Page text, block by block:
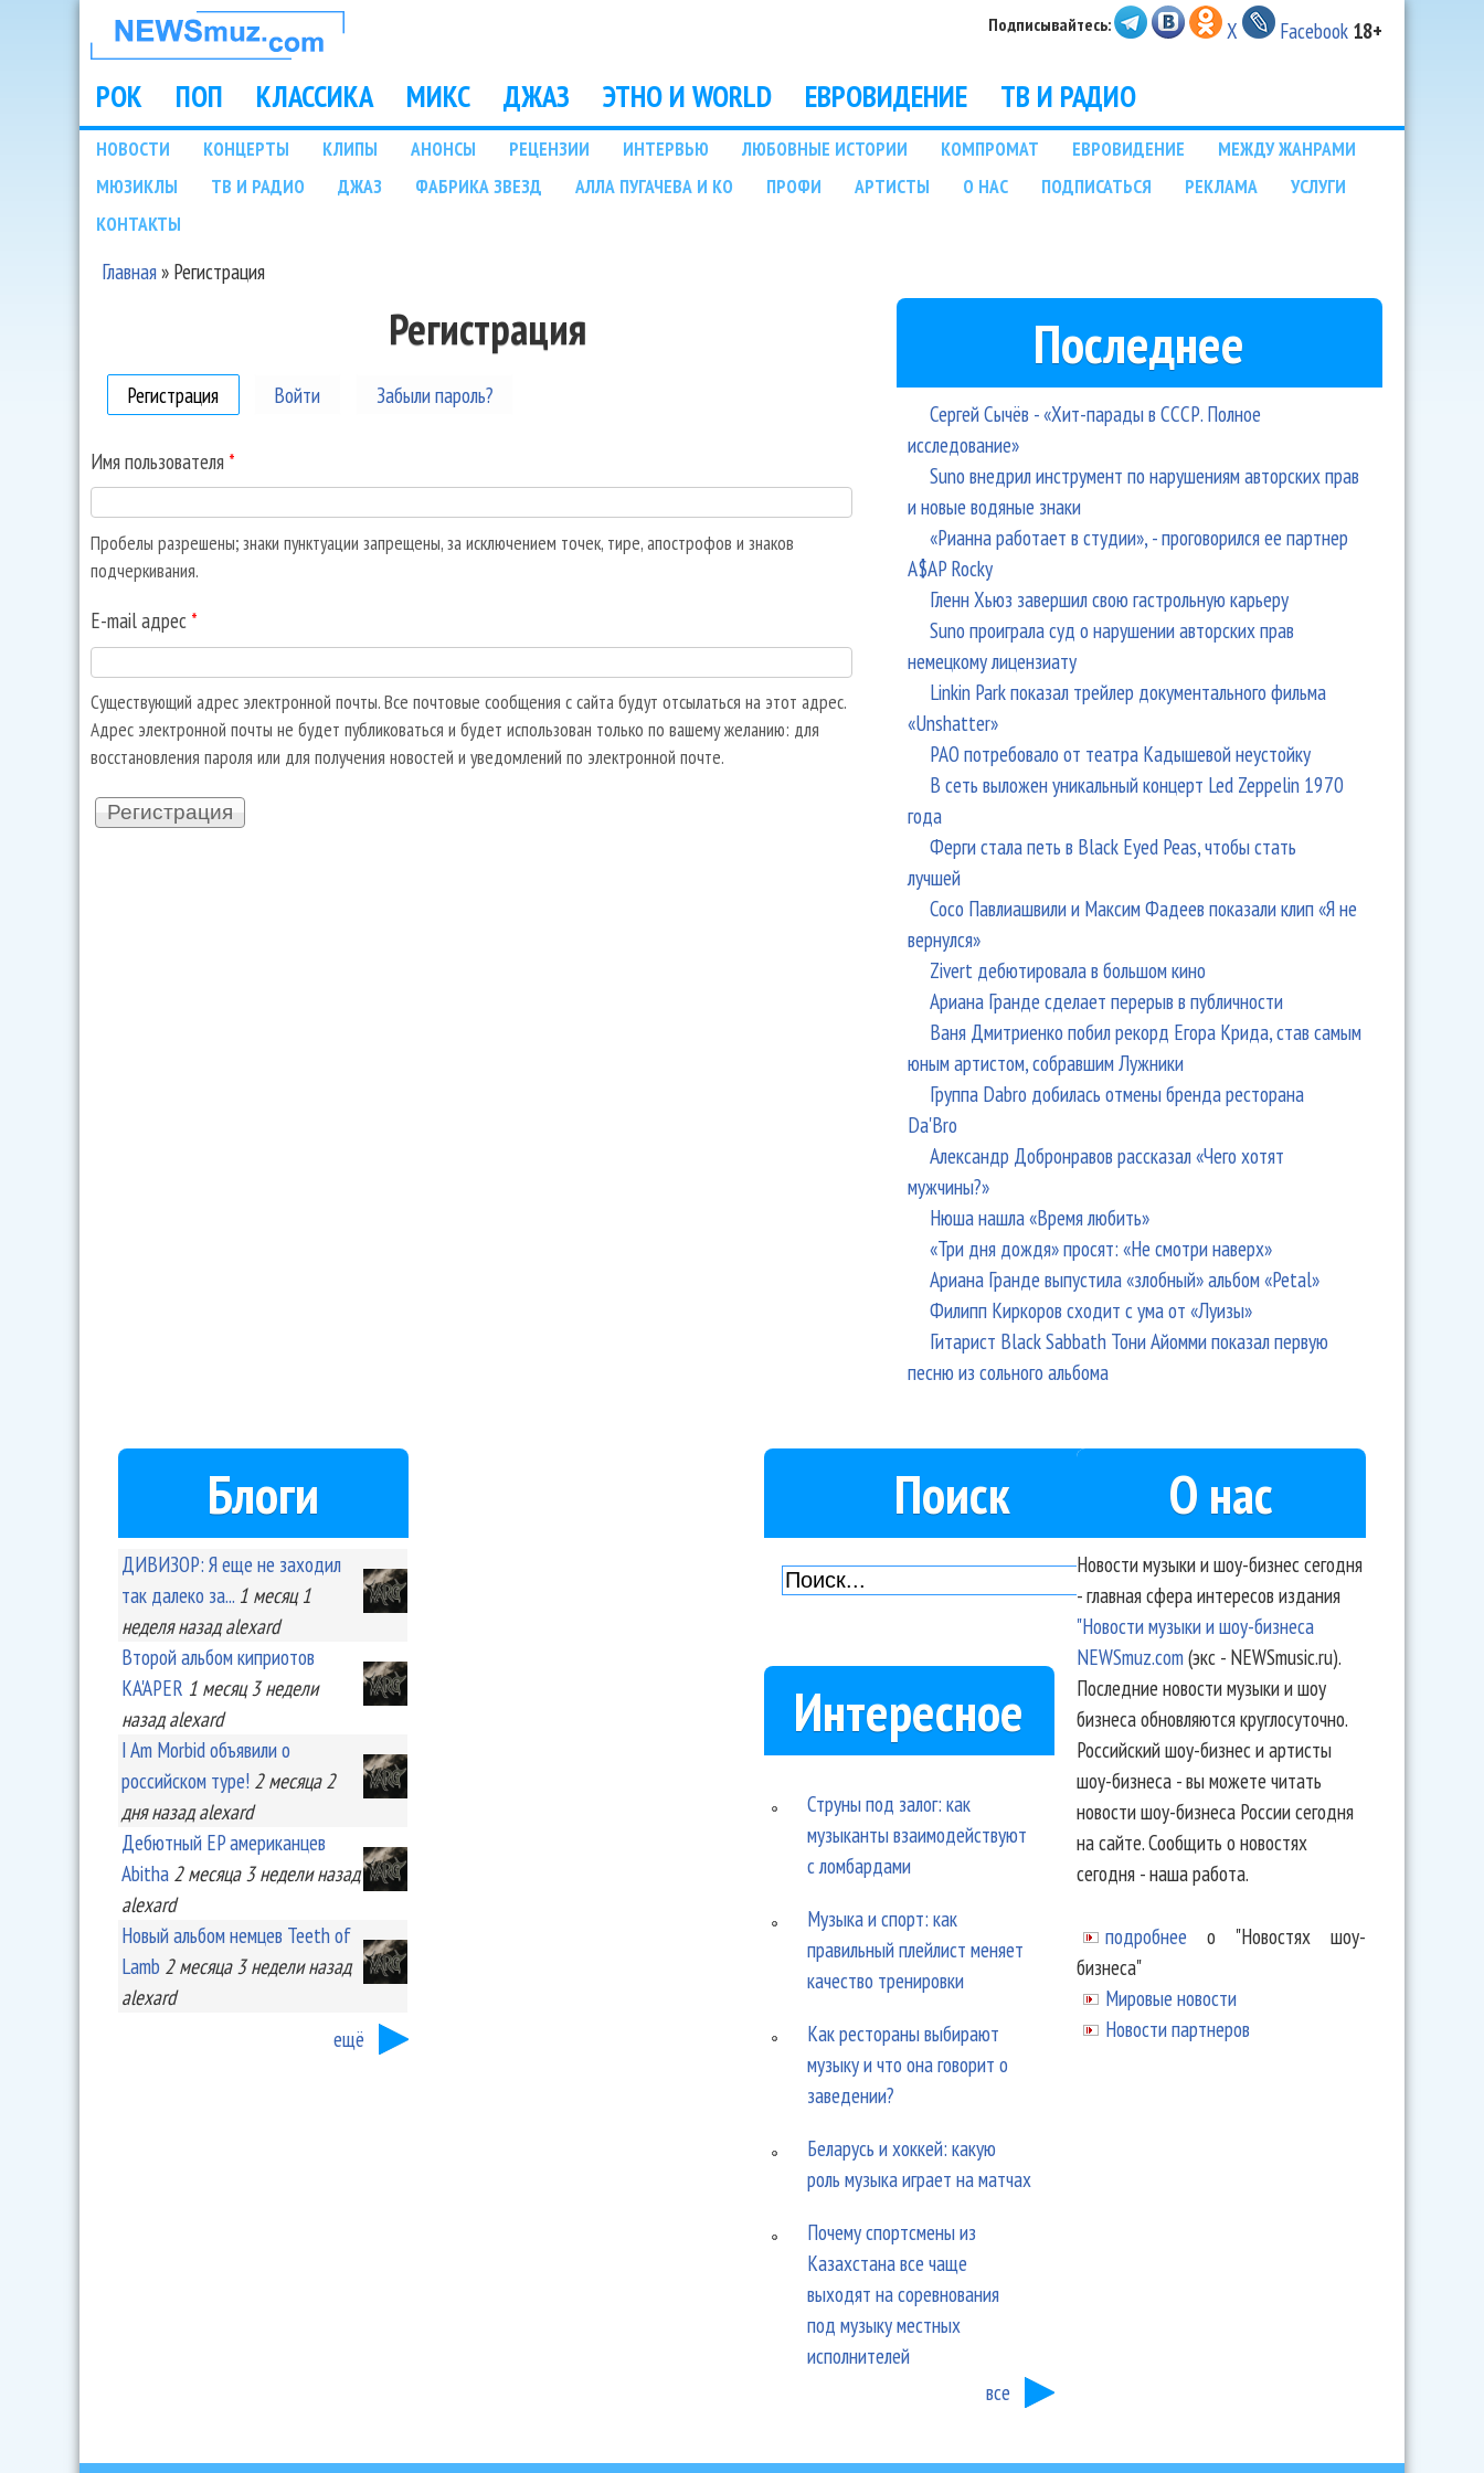
НОВОСТИ
МУЗЫКИ И
ШОУ БИЗНЕСА
NEWSMUZ.COM
Подписывайтесь: X Facebook 18+
Main menu
РОК ПОП КЛАССИКА МИКС ДЖАЗ ЭТНО И WORLD ЕВРОВИДЕНИЕ ТВ И РАДИО
Подразделы
НОВОСТИ КОНЦЕРТЫ КЛИПЫ АНОНСЫ РЕЦЕНЗИИ ИНТЕРВЬЮ ЛЮБОВНЫЕ ИСТОРИИ КОМПРОМАТ ЕВРОВИДЕНИЕ
МЕЖДУ ЖАНРАМИ
МЮЗИКЛЫ
ТВ И РАДИО ДЖАЗ ФАБРИКА ЗВЕЗД АЛЛА ПУГАЧЕВА И КО ПРОФИ АРТИСТЫ О НАС ПОДПИСАТЬСЯ РЕКЛАМА
УСЛУГИ
КОНТАКТЫ
Главная» Регистрация
Регистрация
Регистрация (активная вкладка)
Войти Забыли пароль?
Имя пользователя *
Пробелы разрешены; знаки пунктуации запрещены, за исключением точек, тире, апострофов и знаков
подчеркивания.
E-mail адрес *
Существующий адрес электронной почты. Все почтовые сообщения с сайта будут отсылаться на этот адрес.
Адрес электронной почты не будет публиковаться и будет использован только по вашему желанию: для
восстановления пароля или для получения новостей и уведомлений по электронной почте.
Последнее
Сергей Сычёв - «Хит-парады в СССР. Полное
исследование»
Suno внедрил инструмент по нарушениям авторских прав
и новые водяные знаки
«Рианна работает в студии», - проговорился ее партнер
A$AP Rocky
Гленн Хьюз завершил свою гастрольную карьеру
Suno проиграла суд о нарушении авторских прав
немецкому лицензиату
Linkin Park показал трейлер документального фильма
«Unshatter»
РАО потребовало от театра Кадышевой неустойку
В сеть выложен уникальный концерт Led Zeppelin 1970
года
Ферги стала петь в Black Eyed Peas, чтобы стать
лучшей
Сосо Павлиашвили и Максим Фадеев показали клип «Я не
вернулся»
Zivert дебютировала в большом кино
Ариана Гранде сделает перерыв в публичности
Ваня Дмитриенко побил рекорд Егора Крида, став самым
юным артистом, собравшим Лужники
Группа Dabro добилась отмены бренда ресторана
Da'Bro
Александр Добронравов рассказал «Чего хотят
мужчины?»
Нюша нашла «Время любить»
«Три дня дождя» просят: «Не смотри наверх»
Ариана Гранде выпустила «злобный» альбом «Petal»
Филипп Киркоров сходит с ума от «Луизы»
Гитарист Black Sabbath Тони Айомми показал первую
песню из сольного альбома
Блоги
ДИВИЗОР: Я еще не заходил
так далеко за... 1 месяц 1
неделяназад alexard
Второй альбом киприотов
KA'APER 1 месяц 3 недели
назад alexard
I Am Morbid объявили о
российском туре! 2 месяца 2
дняназад alexard
Дебютный EP американцев
Abitha 2 месяца 3 неделиназад
alexard
Новый альбом немцев Teeth of
Lamb 2 месяца 3 неделиназад
alexard
ещё
Поиск
Интересное
Струны под залог: как
музыканты взаимодействуют
с ломбардами
Музыка и спорт: как
правильный плейлист меняет
качество тренировки
Как рестораны выбирают
музыку и что она говорит о
заведении?
Беларусь и хоккей: какую
роль музыка играет на матчах
Почему спортсмены из
Казахстана все чаще
выходят на соревнования
под музыку местных
исполнителей
все
О нас
Новости музыки и шоу-бизнес сегодня
- главная сфера интересов издания
"Новости музыки и шоу-бизнеса
NEWSmuz.com(экс - NEWSmusic.ru).
Последние новости музыки и шоу
бизнеса обновляются круглосуточно.
Российский шоу-бизнес и артисты
шоу-бизнеса - вы можете читать
новости шоу-бизнеса России сегодня
на сайте. Сообщить о новостях
сегодня - наша работа.
подробнее о "Новостях шоу-
бизнеса"
Мировые новости
Новости партнеров